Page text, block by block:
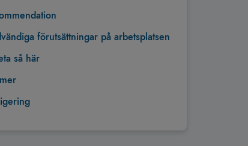
förutsättningar på arbetsplatsen
så här